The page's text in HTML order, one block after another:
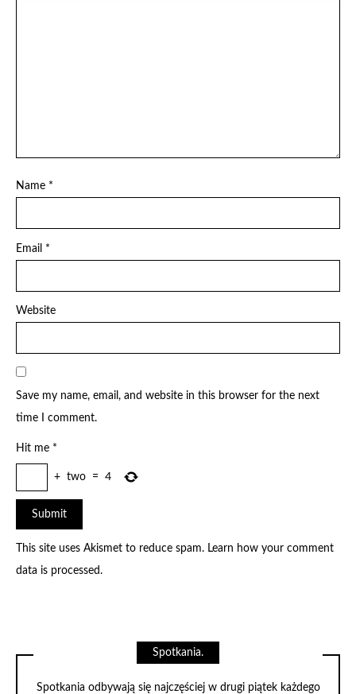
Name *
Email *
Website
Save my name, email, and website in this browser for the next
time I comment.
Hit me*
+ two = 4
This site uses Akismet to reduce spam. Learn how your comment
data is processed.
Spotkania.
Spotkania odbywają się najczęściej w drugi piątek każdego